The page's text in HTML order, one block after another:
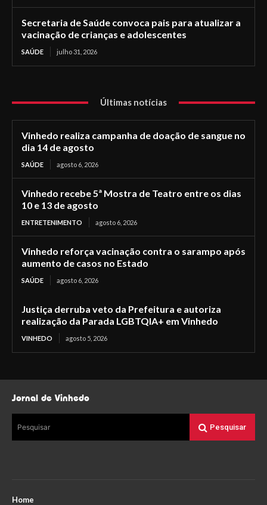
Secretaria de Saúde convoca pais para atualizar a
vacinação de crianças e adolescentes
SAÚDE julho 31, 2026
Últimas notícias
Vinhedo realiza campanha de doação de sangue no
dia 14 de agosto
SAÚDE agosto 6, 2026
Vinhedo recebe 5ª Mostra de Teatro entre os dias
10 e 13 de agosto
ENTRETENIMENTO agosto 6, 2026
Vinhedo reforça vacinação contra o sarampo após
aumento de casos no Estado
SAÚDE agosto 6, 2026
Justiça derruba veto da Prefeitura e autoriza
realização da Parada LGBTQIA+ em Vinhedo
VINHEDO agosto 5, 2026
Jornal de Vinhedo
Pesquisar Pesquisar
Home